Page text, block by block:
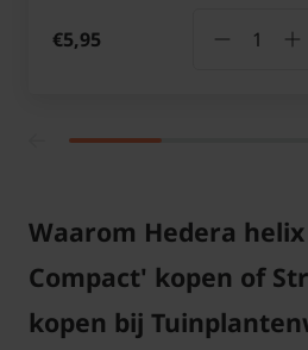
daarvoor gebruiken. Zowel
Is de Hedera helix
wintergroene heester die
hedera helix 'Arbori Compact'
blijvende struikklimop die als
€5,95
Waarom Hedera
Compact' kopen of
kopen bij